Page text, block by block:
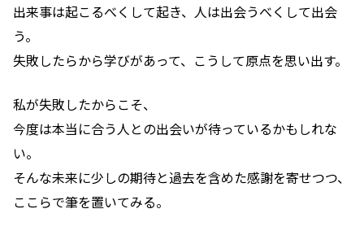
出来事は起こるべくして起き、人は出会うべくして出会
う。
失敗したらから学びがあって、こうして原点を思い出す。
私が失敗したからこそ、
今度は本当に合う人との出会いが待っているかもしれな
い。
そんな未来に少しの期待と過去を含めた感謝を寄せつつ、
ここらで筆を置いてみる。